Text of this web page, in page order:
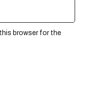
browser for the